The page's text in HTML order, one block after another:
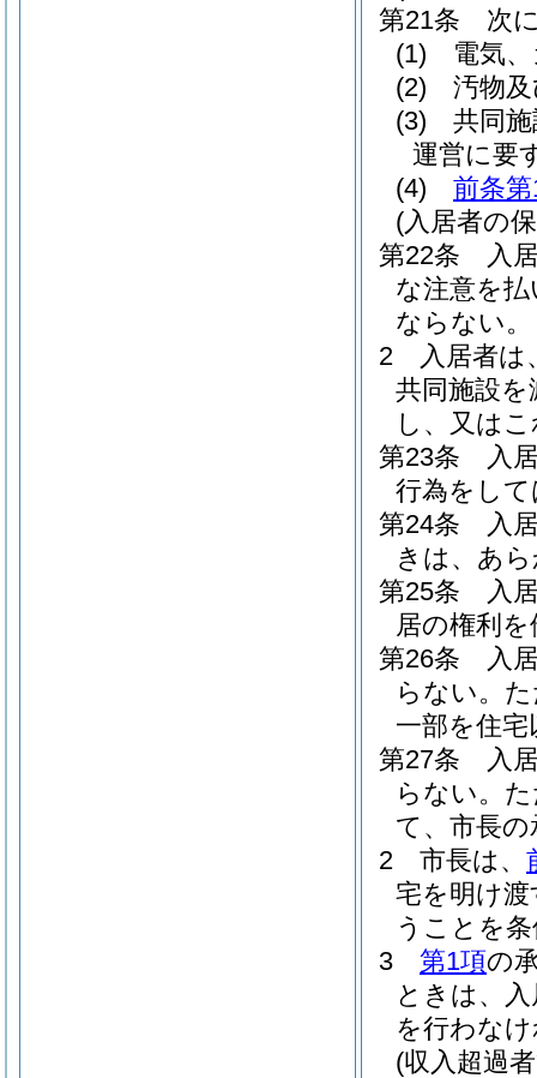
第21条
次
(1)
電気
(2)
汚物
(3)
共同
運営に要
(4)
前条
(入居者の
第22条
入
な注意を
ならない。
2
入居者
共同施設
し、又は
第23条
入
行為をし
第24条
入
きは、あ
第25条
入
居の権利
第26条
入
らない。
一部を住
第27条
入
らない。
て、市長
2
市長は、
宅を明け
うことを
3
第1項の
ときは、
を行わな
(収入超過